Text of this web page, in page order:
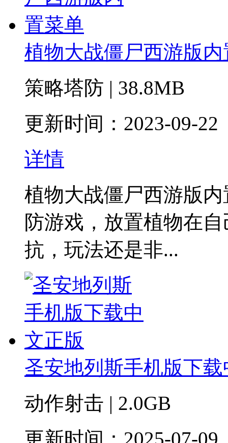
植物大战僵尸西游版
策略塔防 | 38.8MB
更新时间：2023-09-22
详情
植物大战僵尸西游版
防游戏，放置植物在
抗，玩法还是非...
圣安地列斯手机版下
动作射击 | 2.0GB
更新时间：2025-07-09